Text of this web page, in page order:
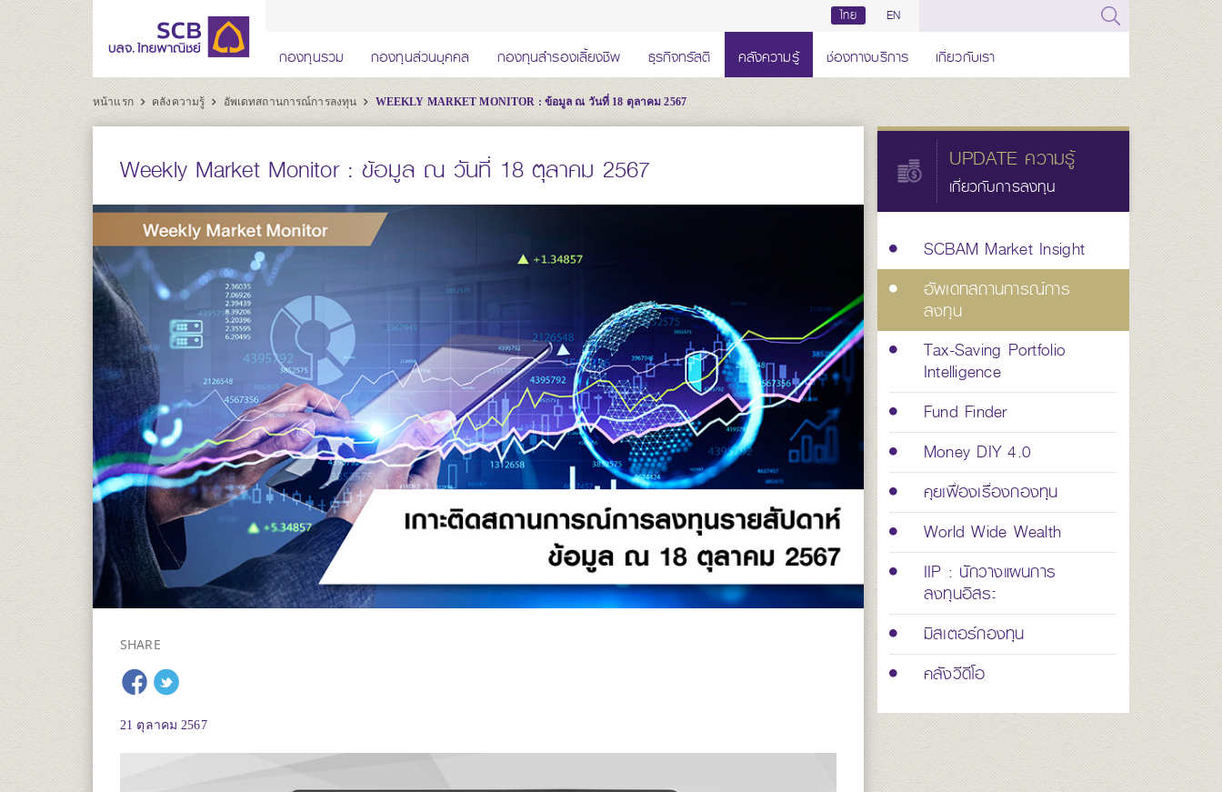
ไทย EN
กองทุนรวม กองทุนส่วนบุคคล กองทุนสำรองเลี้ยงชีพ ธุรกิจทรัสตี คลังความรู้ ช่องทางบริการ เกี่ยวกับเรา
หน้าแรก คลังความรู้ อัพเดทสถานการณ์การลงทุน WEEKLY MARKET MONITOR : ข้อมูล ณ วันที่ 18 ตุลาคม 2567
Weekly Market Monitor : ข้อมูล ณ วันที่ 18 ตุลาคม 2567
SHARE
21 ตุลาคม 2567
UPDATE ความรู้
เกี่ยวกับการลงทุน
SCBAM Market Insight
อัพเดทสถานการณ์การ
ลงทุน
Tax-Saving Portfolio
Intelligence
Fund Finder
Money DIY 4.0
คุยเฟื่องเรื่องกองทุน
World Wide Wealth
IIP : นักวางแผนการ
ลงทุนอิสระ
มิสเตอร์กองทุน
คลังวีดีโอ